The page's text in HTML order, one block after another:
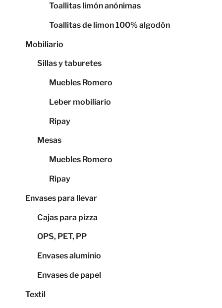
Toallitas limón anónimas
Toallitas de limon 100% algodón
Mobiliario
Sillas y taburetes
Muebles Romero
Leber mobiliario
Ripay
Mesas
Muebles Romero
Ripay
Envases para llevar
Cajas para pizza
OPS, PET, PP
Envases aluminio
Envases de papel
Textil